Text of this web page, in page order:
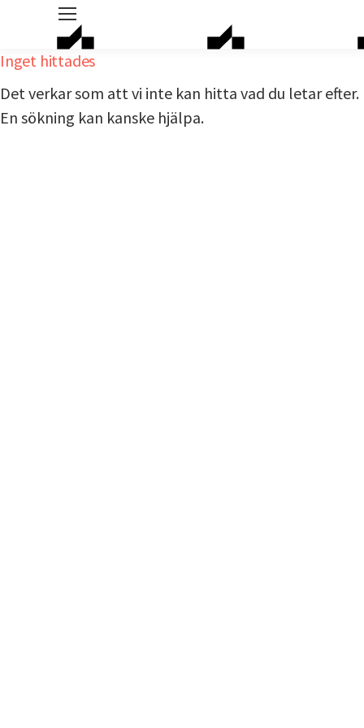
Inget hittades
Det verkar som att vi inte kan hitta vad du letar efter.
En sökning kan kanske hjälpa.